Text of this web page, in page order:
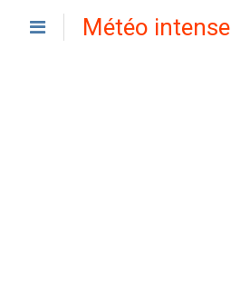
Météo intense